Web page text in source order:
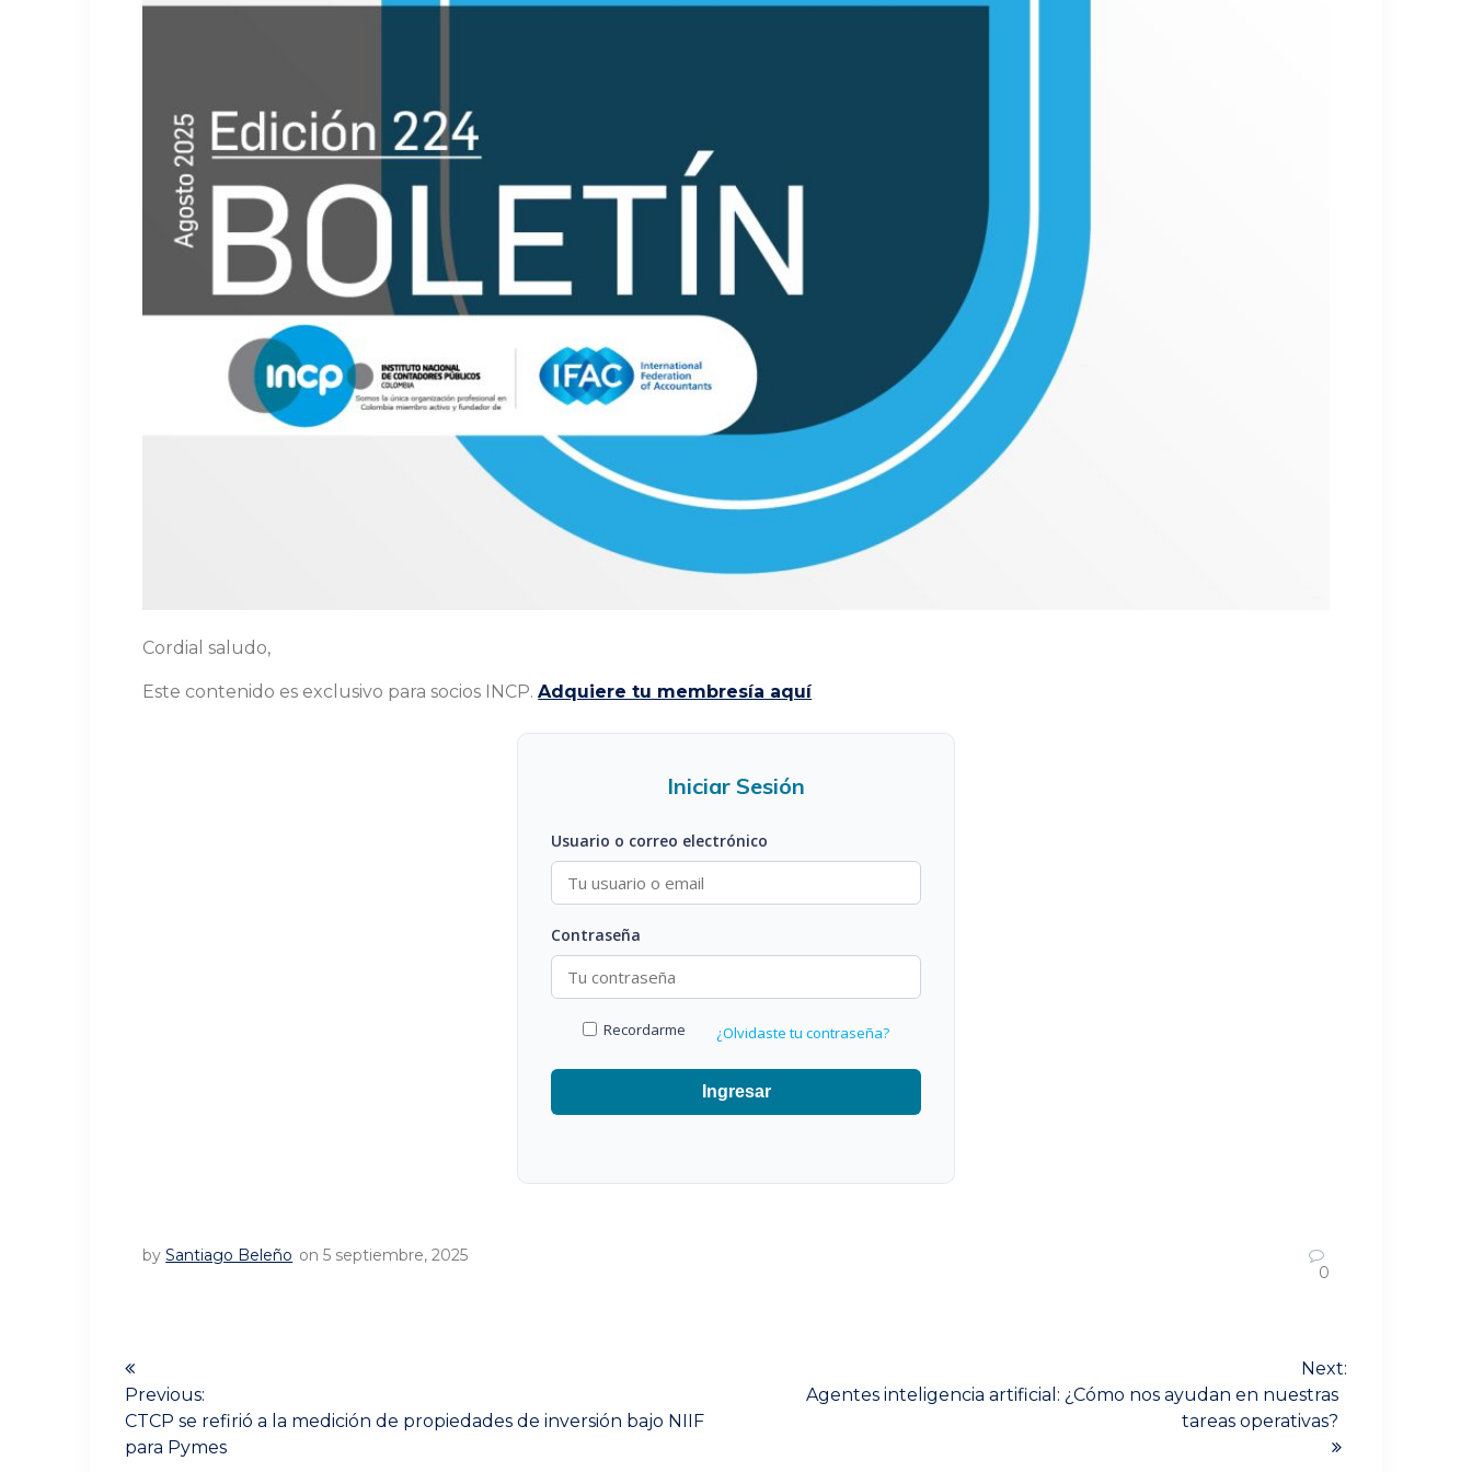
Cordial saludo,
Este contenido es exclusivo para socios INCP.Adquiere tu membresía aquí
Iniciar Sesión
Usuario o correo electrónico
Contraseña
Recordarme ¿Olvidaste tu contraseña?
Ingresar
bySantiago Beleño on 5 septiembre, 2025
0
Navegación
dePrevious:
Previous
post:
CTCP se refirió a la medición de propiedades de inversión bajo NIIF
para Pymes
Next:
Agentes inteligencia artificial: ¿Cómo nos ayudan en nuestras
tareas operativas?